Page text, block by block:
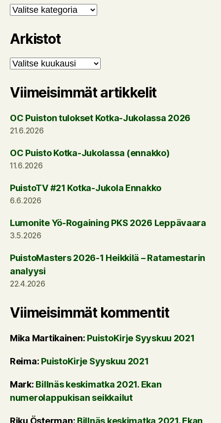
Kategoriat
Arkistot
Arkistot
Viimeisimmät artikkelit
OC Puiston tulokset Kotka-Jukolassa 2026
21.6.2026
OC Puisto Kotka-Jukolassa (ennakko)
11.6.2026
PuistoTV #21 Kotka-Jukola Ennakko
6.6.2026
Lumonite Yö-Rogaining PKS 2026 Leppävaara
3.5.2026
PuistoMasters 2026-1 Heikkilä – Ratamestarin
analyysi
22.4.2026
Viimeisimmät kommentit
Mika Martikainen: PuistoKirje Syyskuu 2021
Reima: PuistoKirje Syyskuu 2021
Mark: Billnäs keskimatka 2021. Ekan
numerolappukisan seikkailut
Riku Österman: Billnäs keskimatka 2021. Ekan